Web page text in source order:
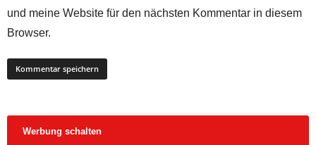
und meine Website für den nächsten Kommentar in diesem
Browser.
Werbung schalten